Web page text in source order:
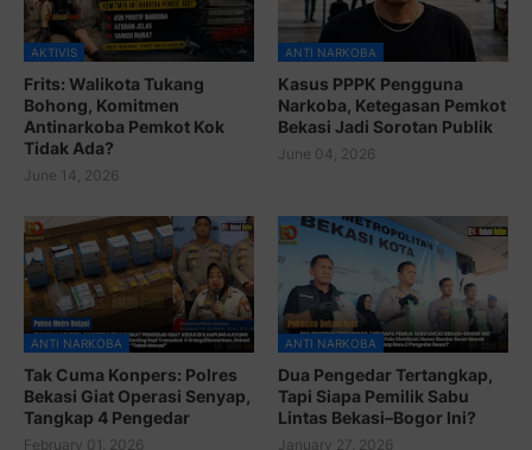
AKTIVIS
Frits: Walikota Tukang
Bohong, Komitmen
Antinarkoba Pemkot Kok
Tidak Ada?
June 14, 2026
ANTI NARKOBA
Kasus PPPK Pengguna
Narkoba, Ketegasan Pemkot
Bekasi Jadi Sorotan Publik
June 04, 2026
ANTI NARKOBA
Tak Cuma Konpers: Polres
Bekasi Giat Operasi Senyap,
Tangkap 4 Pengedar
February 01, 2026
ANTI NARKOBA
Dua Pengedar Tertangkap,
Tapi Siapa Pemilik Sabu
Lintas Bekasi–Bogor Ini?
January 27, 2026